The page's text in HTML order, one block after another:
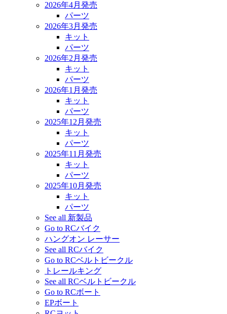
2026年4月発売
パーツ
2026年3月発売
キット
パーツ
2026年2月発売
キット
パーツ
2026年1月発売
キット
パーツ
2025年12月発売
キット
パーツ
2025年11月発売
キット
パーツ
2025年10月発売
キット
パーツ
See all 新製品
Go to RCバイク
ハングオン レーサー
See all RCバイク
Go to RCベルトビークル
トレールキング
See all RCベルトビークル
Go to RCボート
EPボート